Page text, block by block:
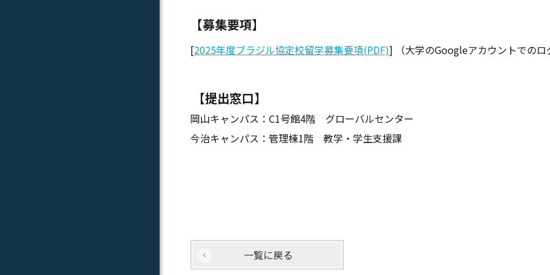
【募集要項】
[2025年度ブラジル協定校留学募集要項(PDF)] （大学のGoogleアカウントでのロ
【提出窓口】
岡山キャンパス：C1号館4階 グローバルセンター
今治キャンパス：管理棟1階 教学・学生支援課
一覧に戻る